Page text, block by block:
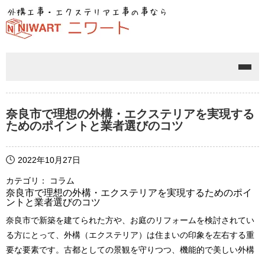
メニ
奈良市で理想の外構・エクステリアを実現する
ためのポイントと業者選びのコツ
2022年10月27日
カテゴリ： コラム
奈良市で理想の外構・エクステリアを実現するためのポイ
ントと業者選びのコツ
奈良市で新築を建てられた方や、お庭のリフォームを検討されてい
る方にとって、外構（エクステリア）は住まいの印象を左右する重
要な要素です。古都としての景観を守りつつ、機能的で美しい外構